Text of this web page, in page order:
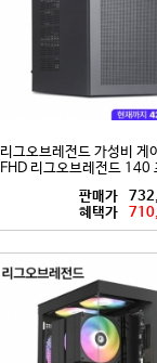
리그오브레전드 가성비 게
FHD 리그오브레전드 140
판매가
혜택가